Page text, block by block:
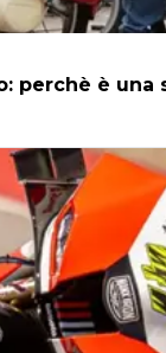
perchè è una